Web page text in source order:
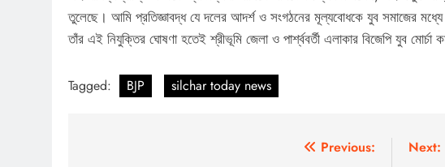
তুলেছে। আমি প্রতিজ্ঞাবদ্ধ যে দলের আদর্শ ও সংগঠনের মূল্যবোধকে যুব সমাজের মধ্যে
তাঁর এই নিযুক্তির ঘোষণা হতেই শ্রীভূমি জেলা ও পার্শ্ববর্তী এলাকার বিজেপি যুব মোর্চা
Tagged: BJP silchar today news
Previous:
Next: